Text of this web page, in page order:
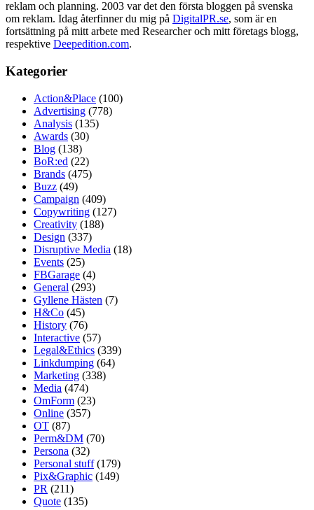
reklam och planning. 2003 var det den första bloggen på svenska
om reklam. Idag återfinner du mig på DigitalPR.se, som är en
fortsättning på mitt arbete med Researcher och mitt företags blogg,
respektive Deepedition.com.
Kategorier
Action&Place (100)
Advertising (778)
Analysis (135)
Awards (30)
Blog (138)
BoR:ed (22)
Brands (475)
Buzz (49)
Campaign (409)
Copywriting (127)
Creativity (188)
Design (337)
Disruptive Media (18)
Events (25)
FBGarage (4)
General (293)
Gyllene Hästen (7)
H&Co (45)
History (76)
Interactive (57)
Legal&Ethics (339)
Linkdumping (64)
Marketing (338)
Media (474)
OmForm (23)
Online (357)
OT (87)
Perm&DM (70)
Persona (32)
Personal stuff(179)
Pix&Graphic (149)
PR (211)
Quote (135)